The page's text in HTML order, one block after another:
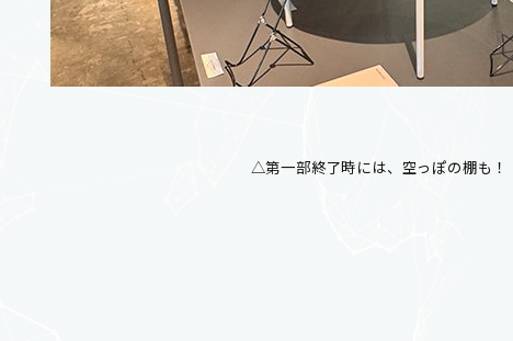
△第一部終了時には、空っぽの棚も！